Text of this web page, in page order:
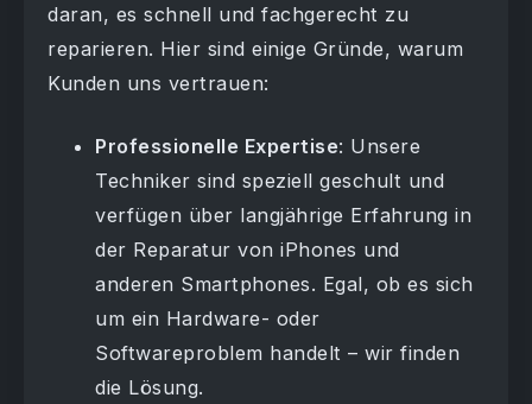
daran, es schnell und fachgerecht zu
reparieren. Hier sind einige Gründe, warum
Kunden uns vertrauen:
Professionelle Expertise: Unsere
Techniker sind speziell geschult und
verfügen über langjährige Erfahrung in
der Reparatur von iPhones und
anderen Smartphones. Egal, ob es sich
um ein Hardware- oder
Softwareproblem handelt – wir finden
die Lösung.